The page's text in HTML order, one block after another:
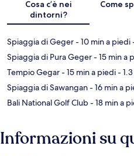
Cosa c’è nei
dintorni?
Come
Spiaggia di Geger- 10 min a piedi
Spiaggia di Pura Geger- 15 min a
Tempio Gegar- 15 min a piedi-
Spiaggia di Sawangan- 16 min a
Bali National Golf Club- 18 min a
Informazioni su